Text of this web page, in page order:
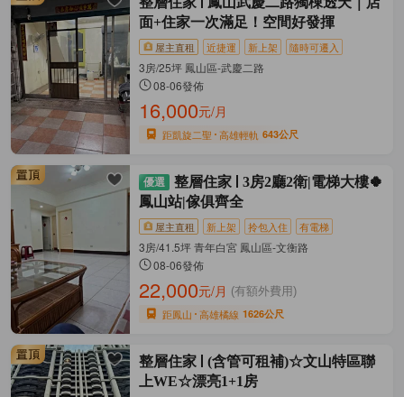
面+住家一次滿足！空間好發揮
屋主直租 近捷運 新上架 隨時可遷入
3房/25坪 鳳山區-武慶二路
08-06發佈
16,000元/月
距凱旋二聖 高雄輕軌 643公尺
整層住家
3房2廳2衛|電梯大樓🍀
鳳山站|傢俱齊全
屋主直租 新上架 拎包入住 有電梯
3房/41.5坪 青年白宮 鳳山區-文衡路
08-06發佈
22,000元/月 (有額外費用)
距鳳山 高雄橘線 1626公尺
整層住家
(含管可租補)☆文山特區聯
上WE☆漂亮1+1房